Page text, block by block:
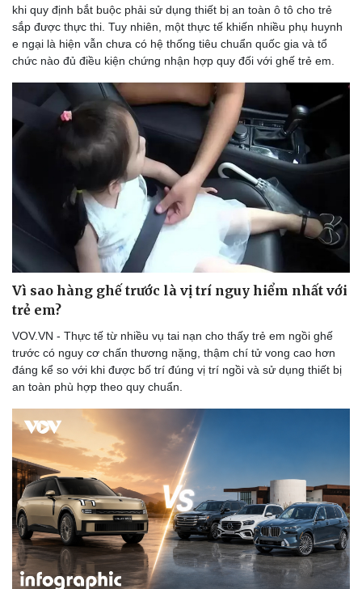
Sức khỏe
Dinh dưỡng - món ngon
Sản phụ khoa
Nhi khoa
Nam khoa
Phòng mạch online
Ăn sạch sống khỏe
Tình yêu - Gia đình
khi quy định bắt buộc phải sử dụng thiết bị an toàn ô tô cho trẻ
sắp được thực thi. Tuy nhiên, một thực tế khiến nhiều phụ huynh
e ngại là hiện vẫn chưa có hệ thống tiêu chuẩn quốc gia và tổ
chức nào đủ điều kiện chứng nhận hợp quy đối với ghế trẻ em.
Vì sao hàng ghế trước là vị trí nguy hiểm nhất với
trẻ em?
VOV.VN - Thực tế từ nhiều vụ tai nạn cho thấy trẻ em ngồi ghế
trước có nguy cơ chấn thương nặng, thậm chí tử vong cao hơn
đáng kể so với khi được bố trí đúng vị trí ngồi và sử dụng thiết bị
an toàn phù hợp theo quy chuẩn.